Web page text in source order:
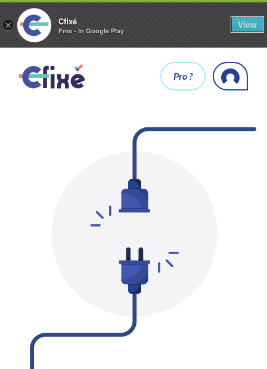
× Cfixé
Free - In Google Play
View
Pro ?